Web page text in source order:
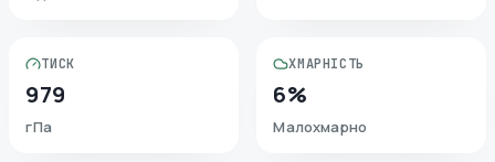
ТИСК
979
гПа
ХМАРНІСТЬ
6%
Малохмарно